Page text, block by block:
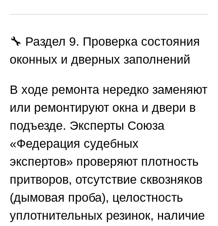
🔧 Раздел 9. Проверка состояния
оконных и дверных заполнений
В ходе ремонта нередко заменяют
или ремонтируют окна и двери в
подъезде. Эксперты Союза
«Федерация судебных
экспертов» проверяют плотность
притворов, отсутствие сквозняков
(дымовая проба), целостность
уплотнительных резинок, наличие